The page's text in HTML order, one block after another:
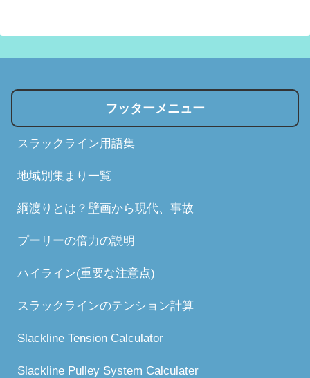
フッターメニュー
スラックライン用語集
地域別集まり一覧
綱渡りとは？壁画から現代、事故
プーリーの倍力の説明
ハイライン(重要な注意点)
スラックラインのテンション計算
Slackline Tension Calculator
Slackline Pulley System Calculater